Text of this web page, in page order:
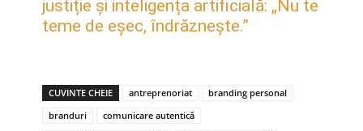
justiție și inteligența artificială: „Nu te
teme de eșec, îndrăznește.”
CUVINTE CHEIE antreprenoriat
branding personal
branduri
comunicare autentică